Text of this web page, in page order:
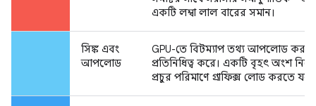
একটি লম্বা লাল বারের সমান।
সিঙ্ক এবং
আপলোড
GPU-তে বিটম্যাপ তথ্য আপলোড
প্রতিনিধিত্ব করে। একটি বৃহৎ অংশ
প্রচুর পরিমাণে গ্রাফিক্স লোড করতে